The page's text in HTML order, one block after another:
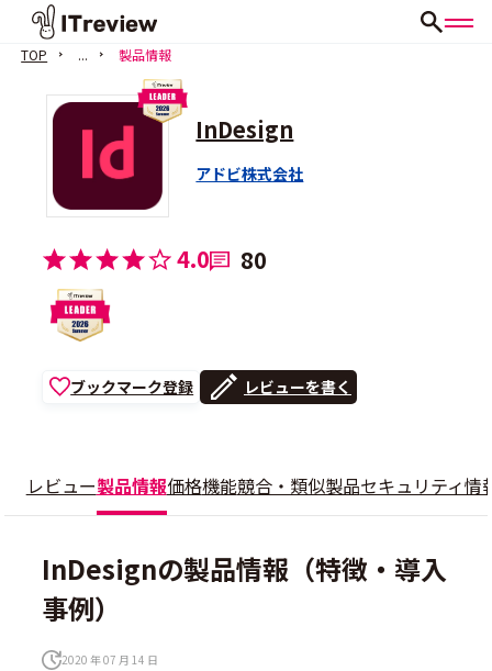
TOP ... 製品情報
InDesign
アドビ株式会社
4.0 80
ブックマーク登録 レビューを書く
レビュー製品情報価格機能競合・類似製品セキュリティ情
InDesignの製品情報（特徴・導入
事例）
2020 年 07 月 14 日